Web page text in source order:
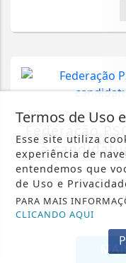
Federação
à
Termos de Uso
Esse site utiliza
experiência de
entendemos que
de Uso e
PARA MAIS
CLICANDO AQUI